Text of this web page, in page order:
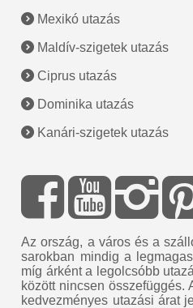
Mexikó utazás
Maldív-szigetek utazás
Ciprus utazás
Dominika utazás
Kanári-szigetek utazás
Az ország, a város és a
sarokban mindig a
míg árként a legolcsóbb
között nincsen összefüggés.
kedvezményes utazási árat